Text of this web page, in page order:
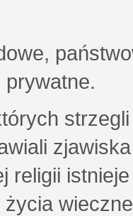
prywatne.
religii
życia